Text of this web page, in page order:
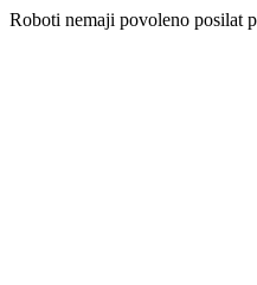
Roboti nemaji povoleno posilat